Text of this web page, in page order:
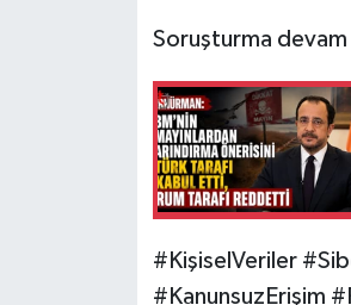
Soruşturma
#KişiselVeriler
#KanunsuzErişim